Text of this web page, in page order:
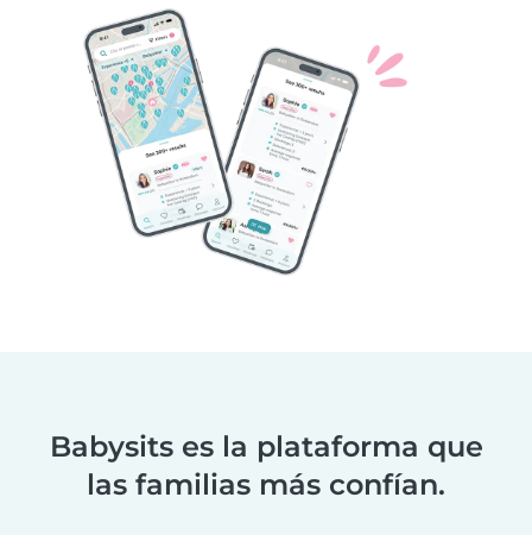
Babysits es la plataforma que
las familias más confían.